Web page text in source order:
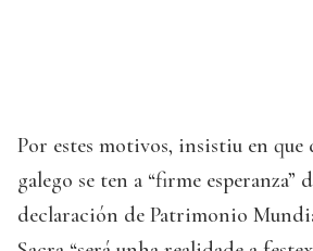
Por estes motivos, insistiu en que
galego se ten a “firme esperanza”
declaración de Patrimonio